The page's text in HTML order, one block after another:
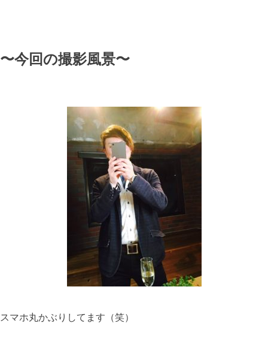
〜今回の撮影風景〜
スマホ丸かぶりしてます（笑）